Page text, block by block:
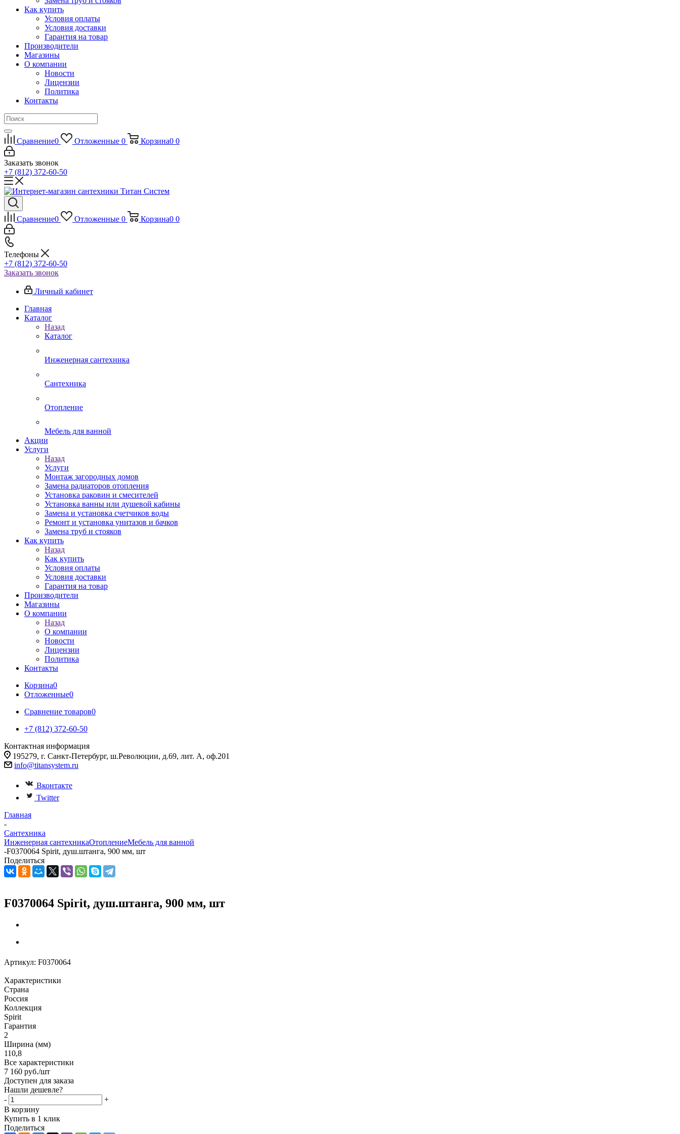
Как купить
Условия оплаты
Условия доставки
Гарантия на товар
Производители
Магазины
О компании
Новости
Лицензии
Политика
Контакты
Сравнение0 Отложенные 0 Корзина0 0
Заказать звонок
+7 (812) 372-60-50
Сравнение0 Отложенные 0 Корзина0 0
Телефоны
+7 (812) 372-60-50
Заказать звонок
Личный кабинет
Главная
Каталог
Назад
Каталог
Инженерная сантехника
Сантехника
Отопление
Мебель для ванной
Акции
Услуги
Назад
Услуги
Монтаж загородных домов
Замена радиаторов отопления
Установка раковин и смесителей
Установка ванны или душевой кабины
Замена и установка счетчиков воды
Ремонт и установка унитазов и бачков
Замена труб и стояков
Как купить
Назад
Как купить
Условия оплаты
Условия доставки
Гарантия на товар
Производители
Магазины
О компании
Назад
О компании
Новости
Лицензии
Политика
Контакты
Корзина0
Отложенные0
Сравнение товаров0
+7 (812) 372-60-50
Контактная информация
195279, г. Санкт-Петербург, ш.Революции, д.69, лит. А, оф.201
info@titansystem.ru
Вконтакте
Twitter
Главная
-
Сантехника
Инженерная сантехникаОтоплениеМебель для ванной
-F0370064 Spirit, душ.штанга, 900 мм, шт
Поделиться
F0370064 Spirit, душ.штанга, 900 мм, шт
Артикул: F0370064
Характеристики
Страна
Россия
Коллекция
Spirit
Гарантия
2
Ширина (мм)
110,8
Все характеристики
7 160 руб./шт
Доступен для заказа
Нашли дешевле?
-
+
В корзину
Купить в 1 клик
Поделиться